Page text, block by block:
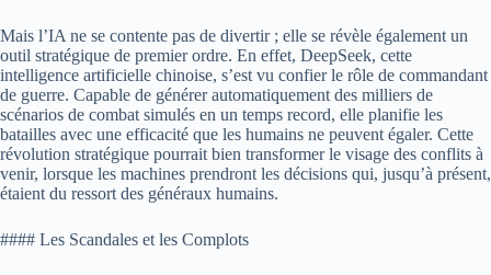
Mais l’IA ne se contente pas de divertir ; elle se révèle également un
outil stratégique de premier ordre. En effet, DeepSeek, cette
intelligence artificielle chinoise, s’est vu confier le rôle de commandant
de guerre. Capable de générer automatiquement des milliers de
scénarios de combat simulés en un temps record, elle planifie les
batailles avec une efficacité que les humains ne peuvent égaler. Cette
révolution stratégique pourrait bien transformer le visage des conflits à
venir, lorsque les machines prendront les décisions qui, jusqu’à présent,
étaient du ressort des généraux humains.
#### Les Scandales et les Complots